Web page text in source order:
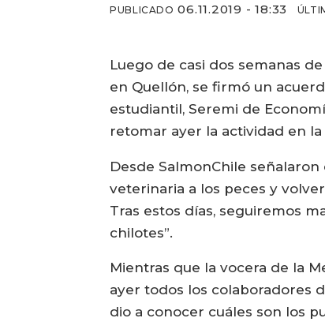
PUBLICADO 06.11.2019 - 18:33
Luego de casi dos semanas
en Quellón, se firmó un
estudiantil, Seremi de
retomar ayer la actividad en la
Desde SalmonChile
veterinaria a los peces y
Tras estos días, seguiremos
chilotes”.
Mientras que la vocera de la
ayer todos los colaboradores
dio a conocer cuáles son los